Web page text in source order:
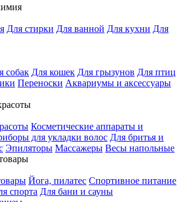
Для стирки Для ванной Для кухни Для
собак Для кошек Для грызунов Для птиц
Переноски Аквариумы и аксессуары
Косметические аппараты и
для укладки волос Для бритья и
Эпиляторы Массажеры Весы напольные
Йога, пилатес Спортивное питание
спорта Для бани и сауны